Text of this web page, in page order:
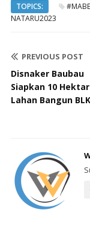
TOPICS:
NATARU2023
PREVIOUS POST
Disnaker Baubau
Siapkan 10 Hektar
Lahan Bangun BLK